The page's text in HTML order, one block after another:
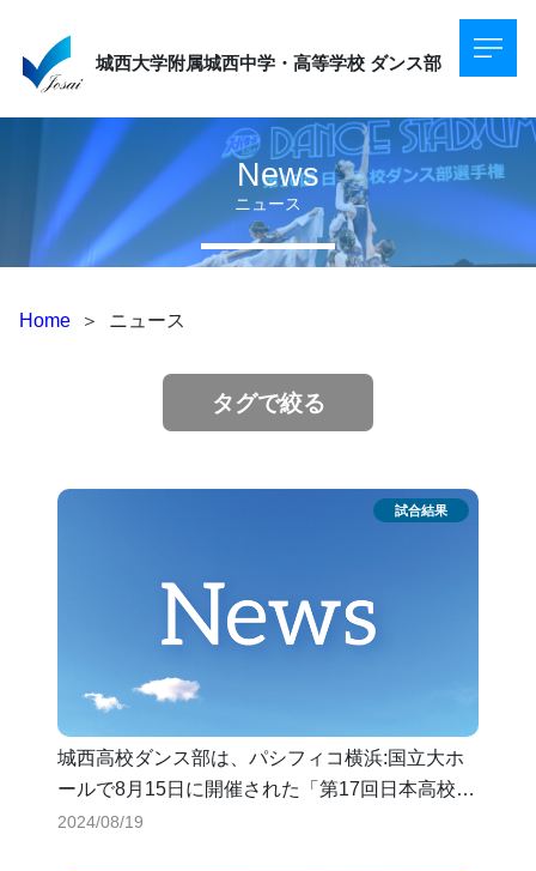
城西大学附属城西中学・高等学校 ダンス部
ニュース
News
Home ＞ ニュース
タグで絞る
城西高校ダンス部は、パシフィコ横浜:国立大ホ
ールで8月15日に開催された「第17回日本高校ダ
ンス部選手権」の全国大会（スモールクラス・
2024/08/19